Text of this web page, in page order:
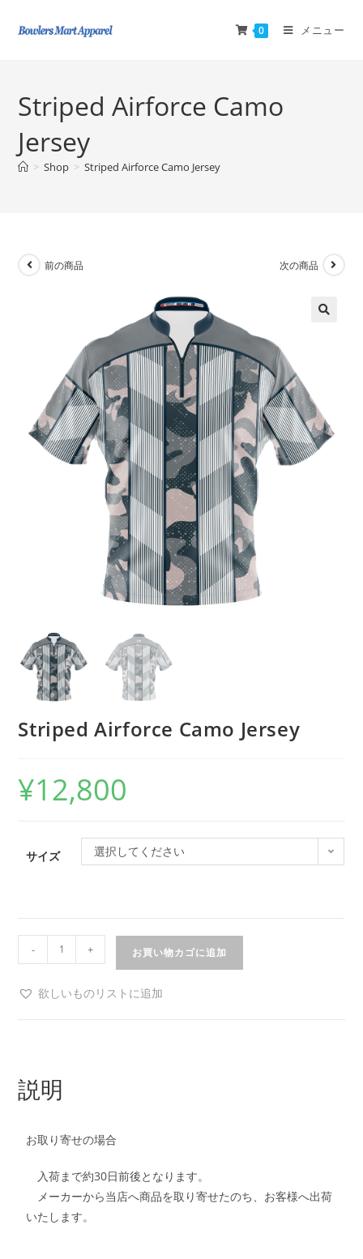
0 メニュー
Striped Airforce Camo
Jersey
> Shop > Striped Airforce Camo Jersey
前の商品 次の商品
Striped Airforce Camo Jersey
¥12,800
サイズ 選択してください
- + お買い物カゴに追加
欲しいものリストに追加
説明
お取り寄せの場合
入荷まで約30日前後となります。
メーカーから当店へ商品を取り寄せたのち、お客様へ出荷
いたします。